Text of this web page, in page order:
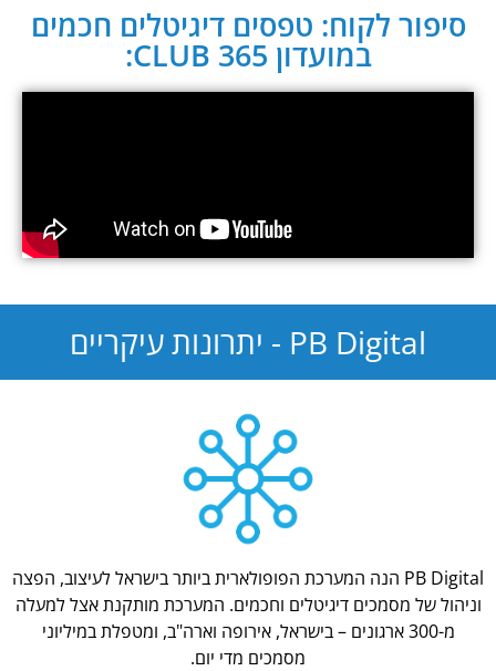
סיפור לקוח: טפסים דיגיטלים חכמים
במועדון CLUB 365:
PB Digital - יתרונות עיקריים
PB Digital הנה המערכת הפופולארית ביותר בישראל לעיצוב, הפצה
וניהול של מסמכים דיגיטלים וחכמים. המערכת מותקנת אצל למעלה
מ-300 ארגונים – בישראל, אירופה וארה"ב, ומטפלת במיליוני
מסמכים מדי יום.